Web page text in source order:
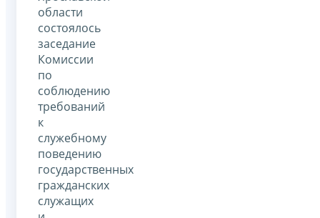
области
состоялось
заседание
Комиссии
по
соблюдению
требований
к
служебному
поведению
государственных
гражданских
служащих